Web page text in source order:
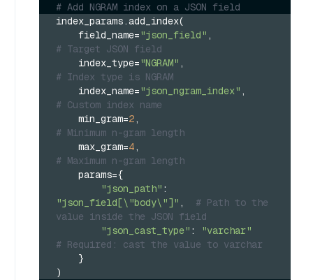
# Add NGRAM index on a JSON field
index_params.add_index(
    field_name=
"json_field"
# Target JSON field
    index_type=
"NGRAM"
# Index type is NGRAM
    index_name=
"json_ngram_index"
# Custom index name
    min_gram=
2
# Minimum n-gram length
    max_gram=
4
# Maximum n-gram length
    params={
"json_path"
"json_field[\"body\"]" , # Path to the
value inside the JSON field
"json_cast_type" :
"varchar"
# Required: cast the value to varchar
    }
)